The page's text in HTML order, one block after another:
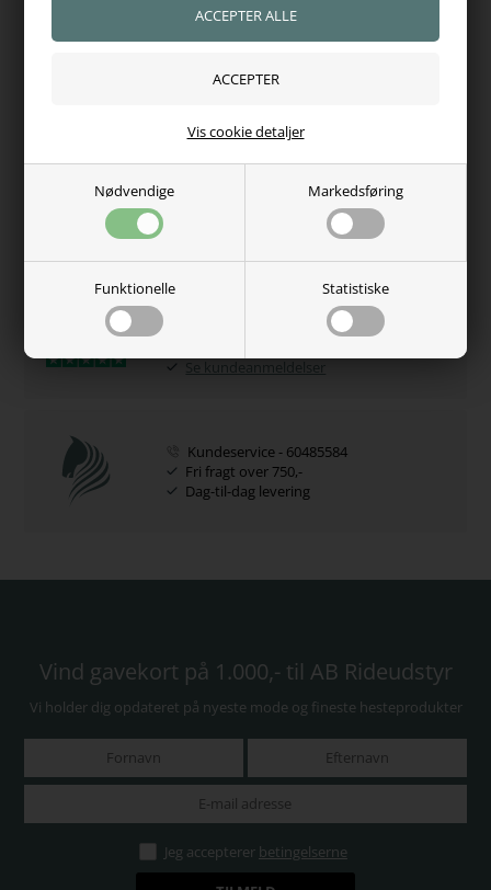
Nødvendige Markedsføring
Funktionelle Statistiske
Vis cookie detaljer
Fås i farve: Imperial Blue/Silver & Navy
Fås i str: 115 - 125 - 130 - 140 - 145 - 155 - 160 - 165
Hvorfor handle hos os?
Adgang til juridisk hjælp
Kundernes anderkendelse
Se kundeanmeldelser
Kundeservice - 60485584
Fri fragt over 750,-
Dag-til-dag levering
Vind gavekort på 1.000,- til AB Rideudstyr
Vi holder dig opdateret på nyeste mode og fineste hesteprodukter
Jeg accepterer betingelserne